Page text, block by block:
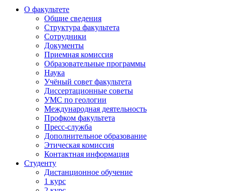
О факультете
Общие сведения
Структура факультета
Сотрудники
Документы
Приемная комиссия
Образовательные программы
Наука
Учёный совет факультета
Диссертационные советы
УМС по геологии
Международная деятельность
Профком факультета
Пресс-служба
Дополнительное образование
Этическая комиссия
Контактная информация
Студенту
Дистанционное обучение
1 курс